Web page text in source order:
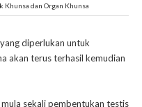
Khunsa dan Organ Khunsa
diperlukan untuk
akan terus terhasil kemudian
sekali pembentukan testis